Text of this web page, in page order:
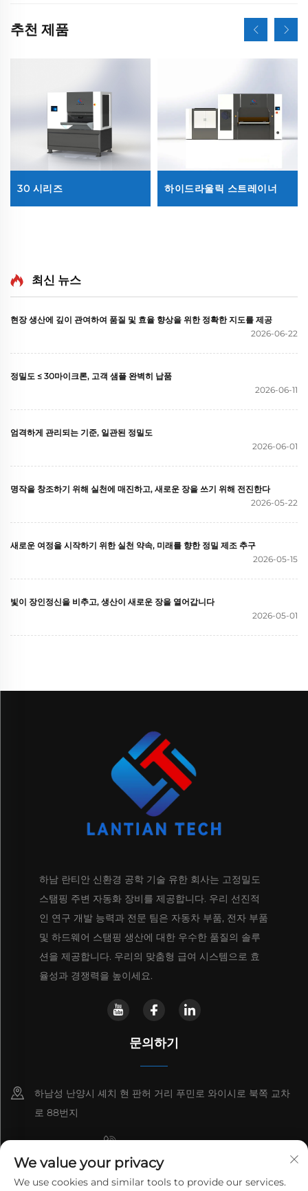
추천 제품
30 시리즈 하이드라울릭 스트레이너
최신 뉴스
현장 생산에 깊이 관여하여 품질 및 효율 향상을 위한 정확한 지도를 제공
2026-06-22
정밀도 ≤ 30마이크론, 고객 샘플 완벽히 납품
2026-06-11
엄격하게 관리되는 기준, 일관된 정밀도
2026-06-01
명작을 창조하기 위해 실천에 매진하고, 새로운 장을 쓰기 위해 전진한다
2026-05-22
새로운 여정을 시작하기 위한 실천 약속, 미래를 향한 정밀 제조 추구
2026-05-15
빛이 장인정신을 비추고, 생산이 새로운 장을 열어갑니다
2026-05-01
하남 란티안 신환경 공학 기술 유한 회사는 고정밀도
스탬핑 주변 자동화 장비를 제공합니다. 우리 선진적
인 연구 개발 능력과 전문 팀은 자동차 부품, 전자 부품
및 하드웨어 스탬핑 생산에 대한 우수한 품질의 솔루
션을 제공합니다. 우리의 맞춤형 급여 시스템으로 효
율성과 경쟁력을 높이세요.
문의하기
하남성 난양시 셰치 현 판허 거리 푸민로 와이시로 북쪽 교차
로 88번지
+8615993153189
+86-13137795975
We value your privacy
We use cookies and similar tools to provide our services.